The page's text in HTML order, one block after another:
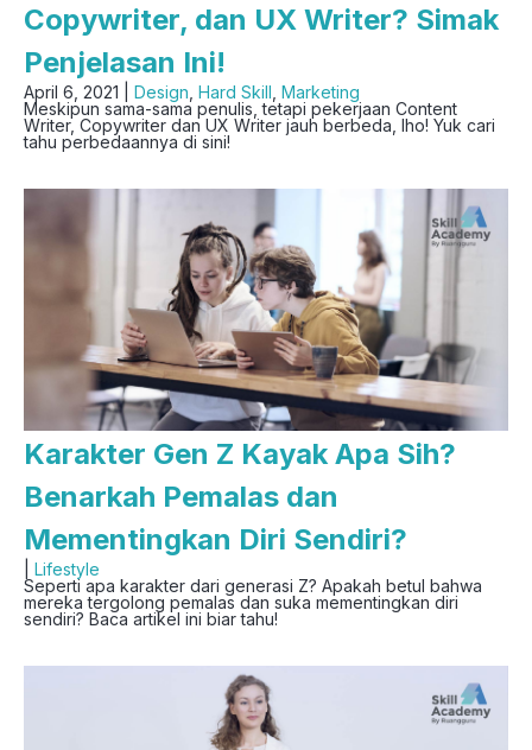
Copywriter, dan UX Writer? Simak
Penjelasan Ini!
April 6, 2021 | Design Hard Skill Marketing
Meskipun sama-sama penulis, tetapi pekerjaan Content
Writer, Copywriter dan UX Writer jauh berbeda, lho! Yuk cari
tahu perbedaannya di sini!
Karakter Gen Z Kayak Apa Sih?
Benarkah Pemalas dan
Mementingkan Diri Sendiri?
Lifestyle
Seperti apa karakter dari generasi Z? Apakah betul bahwa
mereka tergolong pemalas dan suka mementingkan diri
sendiri? Baca artikel ini biar tahu!